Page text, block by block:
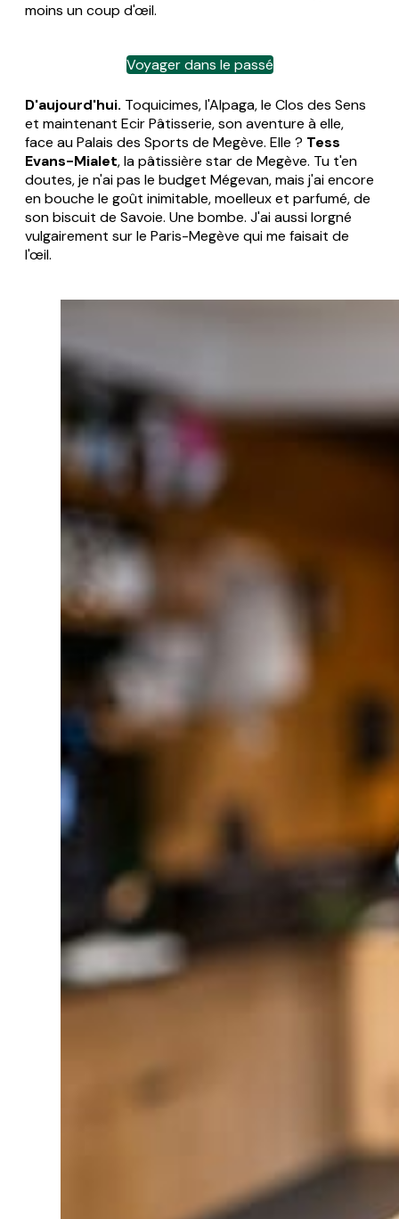
moins un coup d'œil.
Voyager dans le passé
D'aujourd'hui. Toquicimes, l'Alpaga, le Clos des Sens
et maintenant Ecir Pâtisserie, son aventure à elle,
face au Palais des Sports de Megève. Elle ? Tess
Evans-Mialet, la pâtissière star de Megève. Tu t'en
doutes, je n'ai pas le budget Mégevan, mais j'ai encore
en bouche le goût inimitable, moelleux et parfumé, de
son biscuit de Savoie. Une bombe. J'ai aussi lorgné
vulgairement sur le Paris-Megève qui me faisait de
l'œil.